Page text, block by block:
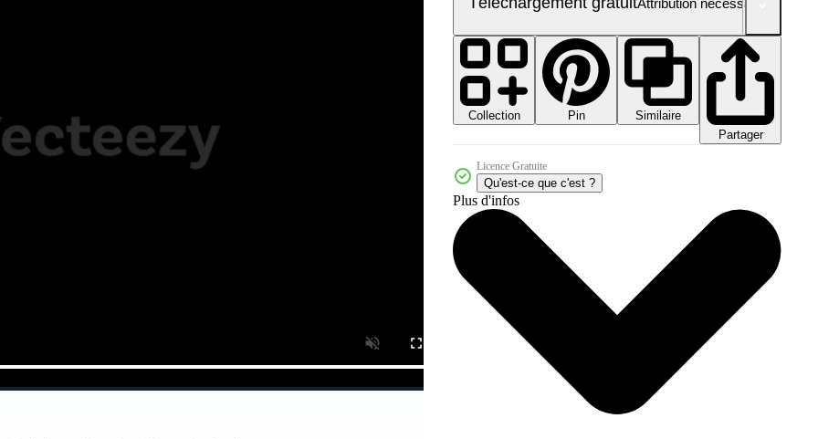
Collection Pin
Similaire
Partager
Licence Gratuite
Qu'est-ce que c'est ?
Plus d'infos